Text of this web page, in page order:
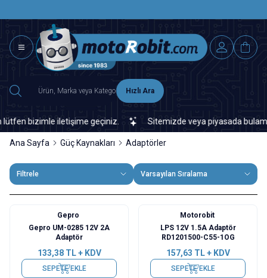
Hızlı Ara
bizimle iletişime geçiniz. Sitemizde veya piyasada
Ana Sayfa Güç Kaynakları Adaptörler
Filtrele Varsayılan Sıralama
Gepro
Gepro UM-0285 12V 2A
Adaptör
133,38TL + KDV
SEPETE EKLE
Motorobit
LPS 12V 1.5A Adaptör
RD1201500-C55-1OG
157,63 TL + KDV
SEPETE EKLE